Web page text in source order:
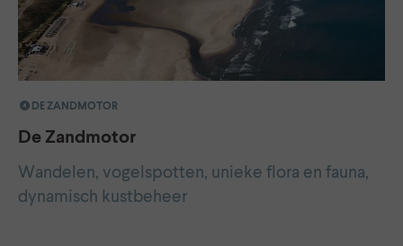
DE ZANDMOTOR
De Zandmotor
Wandelen, vogelspotten, unieke flora en fauna,
dynamisch kustbeheer